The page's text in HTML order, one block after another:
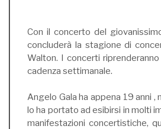
Con il concerto del
concluderà la stagione di
Walton. I concerti
cadenza settimanale.
Angelo Gala ha appena 19 anni
lo ha portato ad esibirsi in molti
manifestazioni concertistiche,